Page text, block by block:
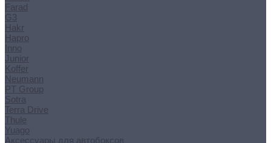
Farad
G3
Hakr
Hapro
Inno
Junior
Koffer
Neumann
PT Group
Sotra
Terra Drive
Thule
Yuago
Аксессуары для автобоксов